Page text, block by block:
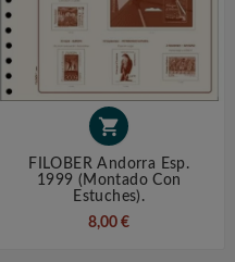

FILOBER Andorra Esp.
1999 (montado Con
Estuches).
8,00 €